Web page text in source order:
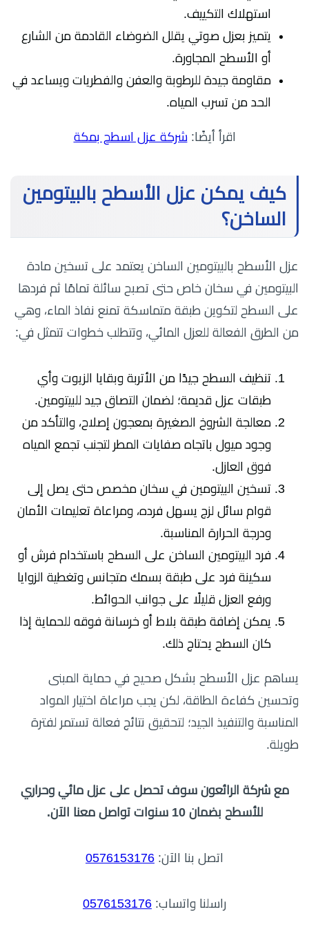
استهلاك التكييف.​
يتميز بعزل صوتي يقلل الضوضاء القادمة من الشارع
أو الأسطح المجاورة.​
مقاومة جيدة للرطوبة والعفن والفطريات ويساعد في
الحد من تسرب المياه.
اقرأ أيضًا:شركة عزل اسطح بمكة
كيف يمكن عزل الأسطح بالبيتومين
الساخن؟
عزل الأسطح بالبيتومين الساخن يعتمد على تسخين مادة
البيتومين في سخان خاص حتى تصبح سائلة تمامًا ثم فردها
على السطح لتكوين طبقة متماسكة تمنع نفاذ الماء، وهي
من الطرق الفعالة للعزل المائي، وتتطلب خطوات تتمثل في:
تنظيف السطح جيدًا من الأتربة وبقايا الزيوت وأي
طبقات عزل قديمة؛ لضمان التصاق جيد للبيتومين.
معالجة الشروخ الصغيرة بمعجون إصلاح، والتأكد من
وجود ميول باتجاه صفايات المطر لتجنب تجمع المياه
فوق العازل.
تسخين البيتومين في سخان مخصص حتى يصل إلى
قوام سائل لزج يسهل فرده، ومراعاة تعليمات الأمان
ودرجة الحرارة المناسبة.
فرد البيتومين الساخن على السطح باستخدام فرش أو
سكينة فرد على طبقة بسمك متجانس وتغطية الزوايا
ورفع العزل قليلًا على جوانب الحوائط.
يمكن إضافة طبقة بلاط أو خرسانة فوقه للحماية إذا
كان السطح يحتاج ذلك.
يساهم عزل الأسطح بشكل صحيح في حماية المبنى
وتحسين كفاءة الطاقة، لكن يجب مراعاة اختيار المواد
المناسبة والتنفيذ الجيد؛ لتحقيق نتائج فعالة تستمر لفترة
طويلة.
مع شركة الرائعون سوف تحصل على عزل مائي وحراري
للأسطح بضمان 10 سنوات تواصل معنا الآن.
اتصل بنا الآن: 0576153176
راسلنا واتساب: 0576153176